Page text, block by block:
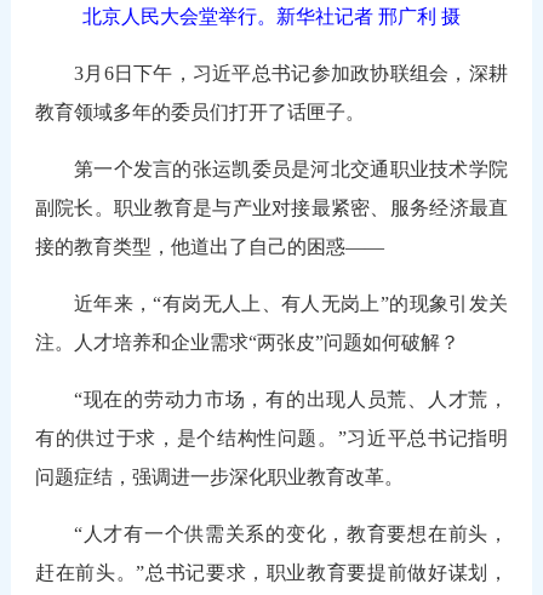
北京人民大会堂举行。新华社记者 邢广利 摄
3月6日下午，习近平总书记参加政协联组会，深耕
教育领域多年的委员们打开了话匣子。
第一个发言的张运凯委员是河北交通职业技术学院
副院长。职业教育是与产业对接最紧密、服务经济最直
接的教育类型，他道出了自己的困惑——
近年来，“有岗无人上、有人无岗上”的现象引发关
注。人才培养和企业需求“两张皮”问题如何破解？
“现在的劳动力市场，有的出现人员荒、人才荒，
有的供过于求，是个结构性问题。”习近平总书记指明
问题症结，强调进一步深化职业教育改革。
“人才有一个供需关系的变化，教育要想在前头，
赶在前头。”总书记要求，职业教育要提前做好谋划，